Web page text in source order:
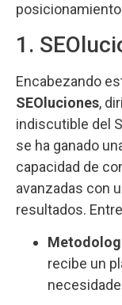
1.
Encabezando
SEOluciones,
indiscutible del
se ha ganado
capacidad de
avanzadas con
resultados.
recibe un